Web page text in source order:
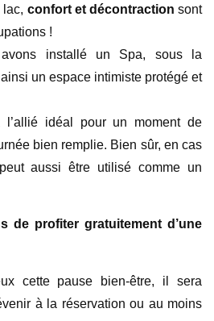
lac, confort et décontraction sont
!
avons installé un Spa, sous la
un espace intimiste protégé et
idéal pour un moment de
bien remplie. Bien sûr, en cas
aussi être utilisé comme un
de profiter gratuitement d’une
cette pause bien-être, il sera
à la réservation ou au moins